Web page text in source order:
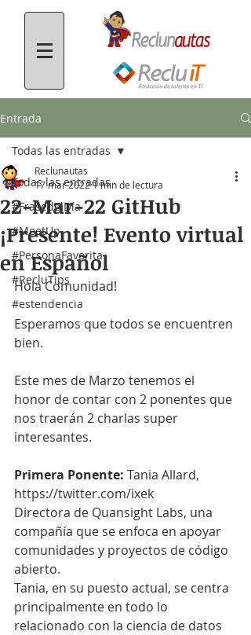
Entrada
Todas las entradas
#FrasedelDía
#MeetUp
#PersonaFavorita
#RecluTips
#estendencia
Todas las entradas
22-Mar-22 GitHub
¡Presente! Evento virtual
en Español
Reclunautas
17 mar 20221 min de lectura
Hola Comunidad!
Esperamos que todos se encuentren
bien.
Este mes de Marzo tenemos el
honor de contar con 2 ponentes que
nos traerán 2 charlas super
interesantes.
Primera Ponente: Tania Allard,
https://twitter.com/ixek
Directora de Quansight Labs, una
compañía que se enfoca en apoyar
comunidades y proyectos de código
abierto.
Tania, en su puesto actual, se centra
principalmente en todo lo
relacionado con la ciencia de datos